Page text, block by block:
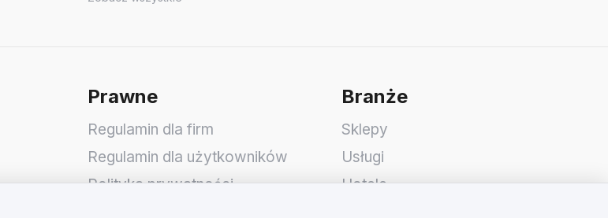
Prawne
Regulamin dla firm
Regulamin dla użytkowników
Polityka prywatności
Branże
Sklepy
Usługi
Hotele